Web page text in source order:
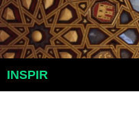
Aller
au
contenu
INSPIR